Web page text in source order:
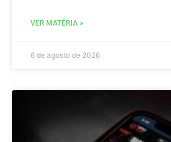
VER MATÉRIA »
6 de agosto de 2026